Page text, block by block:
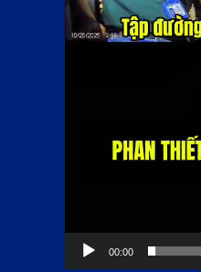
00:00